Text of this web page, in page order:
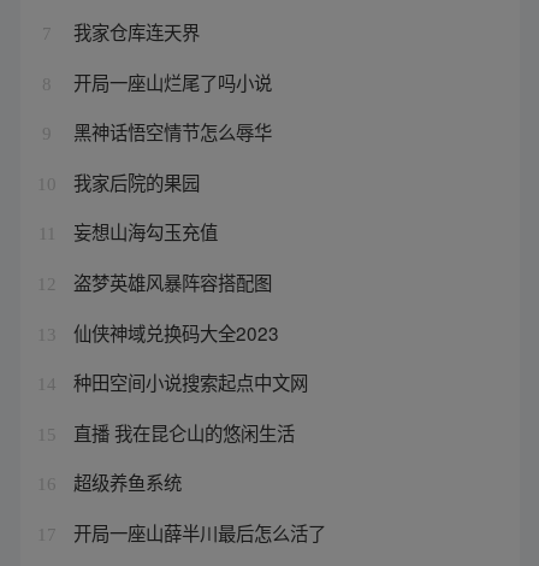
7 我家仓库连天界
8 开局一座山烂尾了吗小说
9 黑神话悟空情节怎么辱华
10 我家后院的果园
妄想山海勾玉充值
12 盗梦英雄风暴阵容搭配图
13 仙侠神域兑换码大全2023
14 种田空间小说搜索起点中文网
15 直播 我在昆仑山的悠闲生活
16 超级养鱼系统
17 开局一座山薛半川最后怎么活了